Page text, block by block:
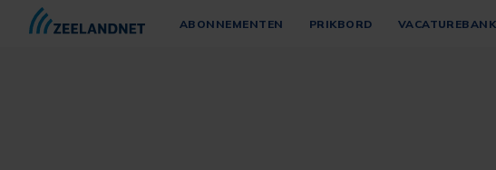
ABONNEMENTEN PRIKBORD VACATUREBANK